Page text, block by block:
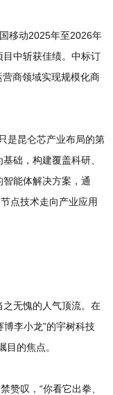
移动2025年至2026年
目中斩获佳绩。中标订
商领域实现规模化商
是昆仑芯产业布局的第
础，构建覆盖科研、
能体解决方案，通
点技术走向产业应用
无愧的人气顶流。在
博李小龙”的宇树科技
的焦点。
赞叹，“你看它出拳、